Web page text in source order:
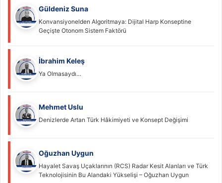
Güldeniz Suna
Konvansiyonelden Algoritmaya: Dijital Harp Konseptine
Geçişte Otonom Sistem Faktörü
İbrahim Keleş
Ya Olmasaydı…
Mehmet Uslu
Denizlerde Artan Türk Hâkimiyeti ve Konsept Değişimi
Oğuzhan Uygun
Hayalet Savaş Uçaklarının (RCS) Radar Kesit Alanları ve Türk
Teknolojisinin Bu Alandaki Yükselişi – Oğuzhan Uygun